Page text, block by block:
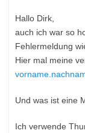
Hallo Dirk,
auch ich war so
Fehlermeldung
Hier mal meine
Und was ist eine
Ich verwende